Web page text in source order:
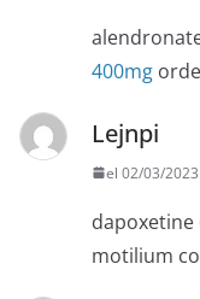
400mg
Lejnpi
el 02/03/
motilium